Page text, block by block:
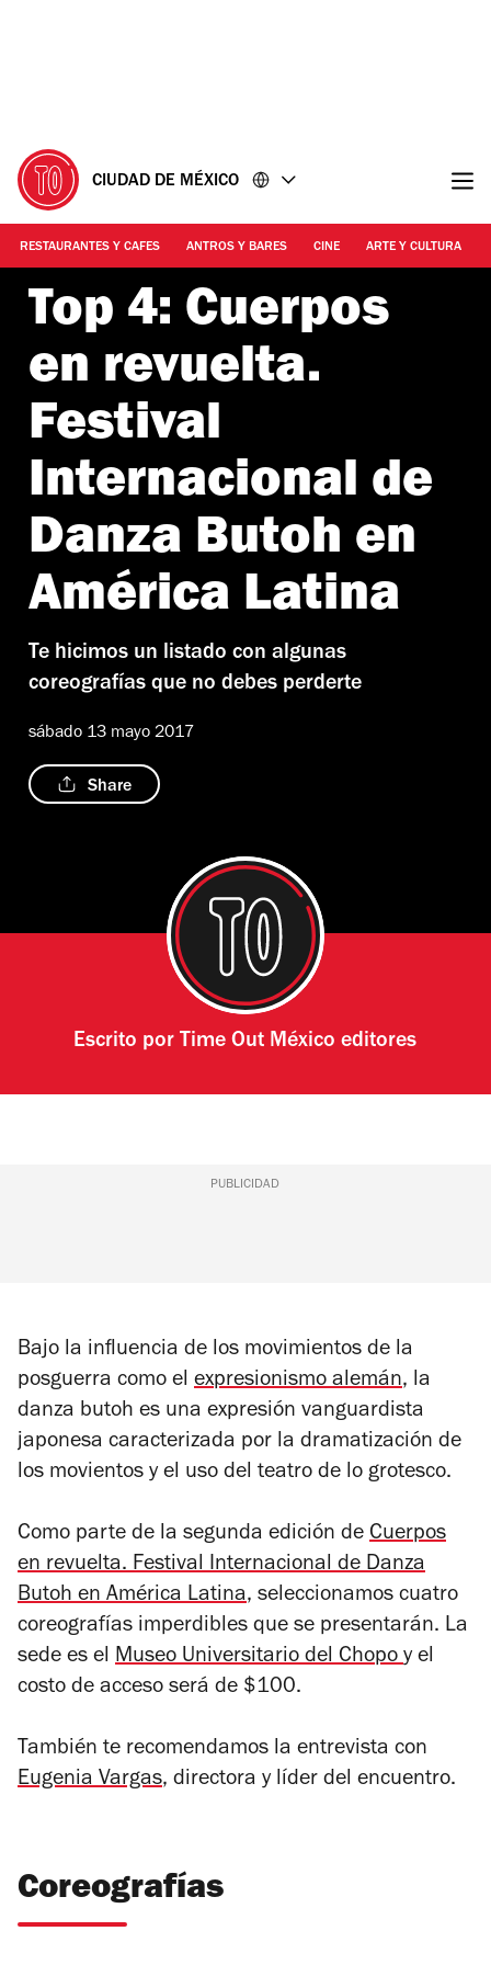
CIUDAD DE MÉXICO
RESTAURANTES Y CAFES ANTROS Y BARES CINE ARTE Y CULTURA
Top 4: Cuerpos
en revuelta.
Festival
Internacional de
Danza Butoh en
América Latina
Te hicimos un listado con algunas
coreografías que no debes perderte
sábado 13 mayo 2017
Share
Escrito por Time Out México editores
PUBLICIDAD
Bajo la influencia de los movimientos de la
posguerra como el expresionismo alemán, la
danza butoh es una expresión vanguardista
japonesa caracterizada por la dramatización de
los movientos y el uso del teatro de lo grotesco.
Como parte de la segunda edición de Cuerpos
en revuelta. Festival Internacional de Danza
Butoh en América Latina, seleccionamos cuatro
coreografías imperdibles que se presentarán. La
sede es el Museo Universitario del Chopoy el
costo de acceso será de $100.
También te recomendamos la entrevista con
Eugenia Vargas, directora y líder del encuentro.
Coreografías